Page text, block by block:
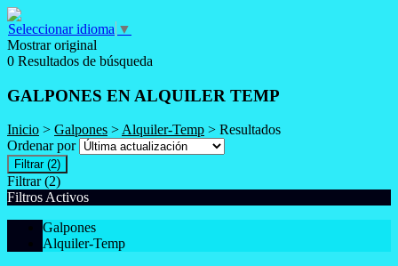
Seleccionar idioma ▼
Mostrar original
0 Resultados de búsqueda
GALPONES EN ALQUILER TEMP
Inicio > Galpones >Alquiler-Temp > Resultados
Ordenar por
Filtrar (2)
Filtrar (2)
Filtros Activos
Galpones
Alquiler-Temp